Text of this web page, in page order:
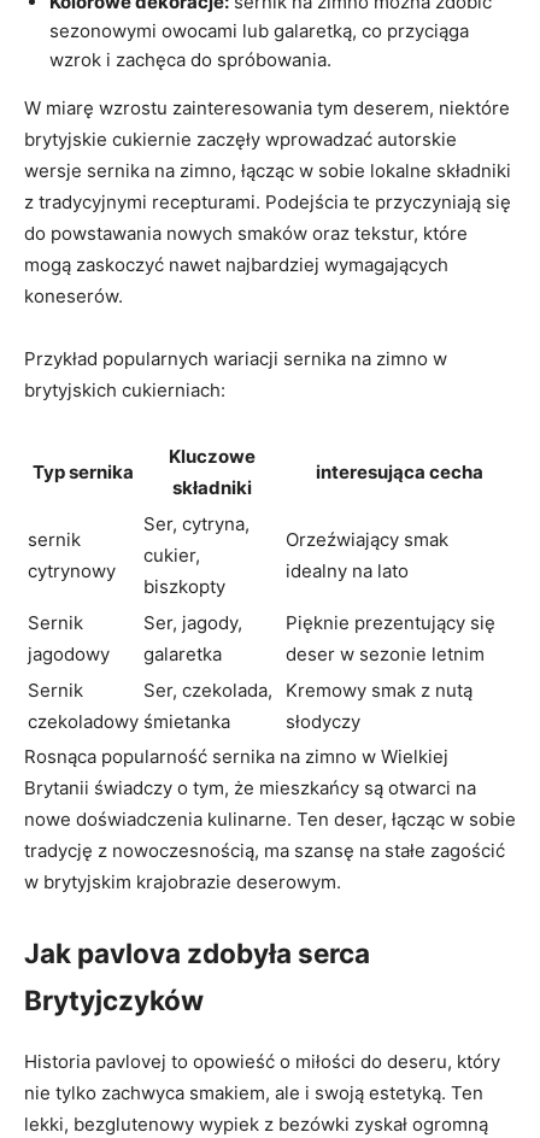
sezonowymi owocami lub galaretką, co przyciąga
wzrok i zachęca do spróbowania.
W miarę wzrostu zainteresowania tym deserem, niektóre
brytyjskie cukiernie zaczęły wprowadzać autorskie
wersje sernika na zimno, łącząc w sobie lokalne składniki
z tradycyjnymi recepturami. Podejścia te przyczyniają się
do powstawania nowych smaków oraz tekstur, które
mogą zaskoczyć nawet najbardziej wymagających
koneserów.
Przykład popularnych wariacji sernika na zimno w
brytyjskich cukierniach:
Typ sernika
Kluczowe
składniki
interesująca cecha
sernik
cytrynowy
Ser, cytryna,
cukier,
biszkopty
Orzeźwiający smak
idealny na lato
Sernik
jagodowy
Ser, jagody,
galaretka
Pięknie prezentujący się
deser w sezonie letnim
Sernik
czekoladowy
Ser, czekolada,
śmietanka
Kremowy smak z nutą
słodyczy
Rosnąca popularność sernika na zimno w Wielkiej
Brytanii świadczy o tym, że mieszkańcy są otwarci na
nowe doświadczenia kulinarne. Ten deser, łącząc w sobie
tradycję z nowoczesnością, ma szansę na stałe zagościć
w brytyjskim krajobrazie deserowym.
Jak pavlova zdobyła serca
Brytyjczyków
Historia pavlovej to opowieść o miłości do deseru, który
nie tylko zachwyca smakiem, ale i swoją estetyką. Ten
lekki, bezglutenowy wypiek z bezówki zyskał ogromną